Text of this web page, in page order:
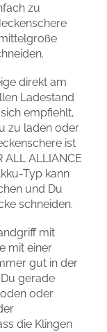
zu
direkt am
Ladestand
empfiehlt,
zu laden oder
ist
ALL ALLIANCE
Typ kann
und Du
schneiden.
mit
mit einer
gut in der
gerade
oder
die Klingen